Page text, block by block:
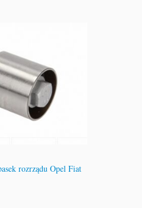
rozrządu Opel Fiat